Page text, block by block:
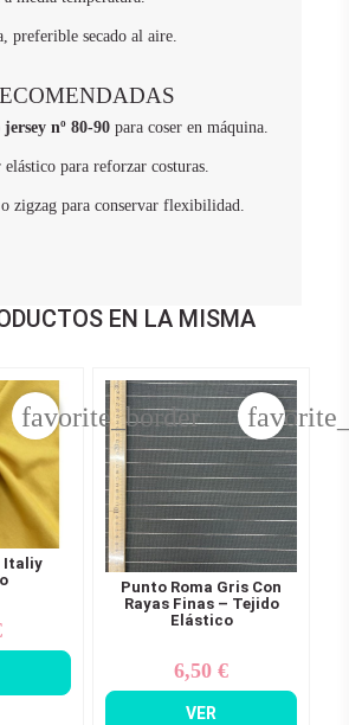
preferible secado al aire.
nº 80-90 para coser en máquina.
para reforzar costuras.
zigzag para conservar flexibilidad.
EN LA MISMA
Italiy
favorite_border
Punto Roma Gris Con
Rayas Finas – Tejido
Elástico
Precio
6,50 €
VER